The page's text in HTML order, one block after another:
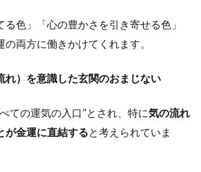
色」「心の豊かさを引き寄せる色」
両方に働きかけてくれます。
れ）を意識した玄関のおまじない
ての運気の入口”とされ、特に気の流れ
が金運に直結すると考えられていま